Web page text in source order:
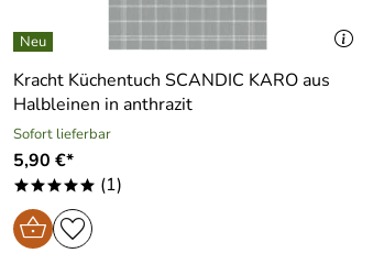
Kracht Küchentuch SCANDIC KARO aus
Halbleinen in anthrazit
Sofort lieferbar
5,90 €*
***** (1)